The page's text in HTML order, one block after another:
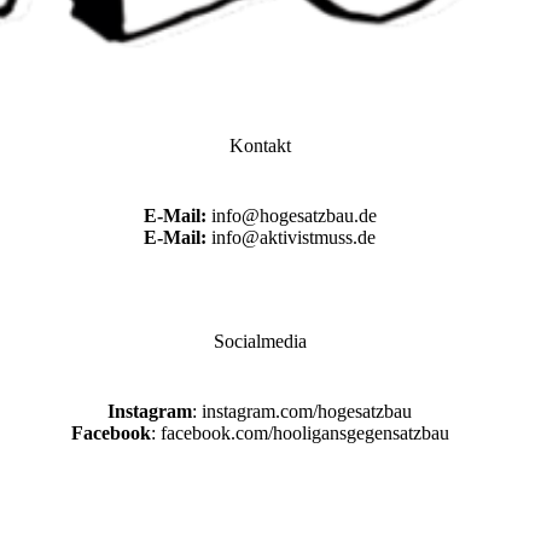
Kontakt
E-Mail: info@hogesatzbau.de
E-Mail: info@aktivistmuss.de
Socialmedia
Instagram: instagram.com/hogesatzbau
Facebook: facebook.com/hooligansgegensatzbau